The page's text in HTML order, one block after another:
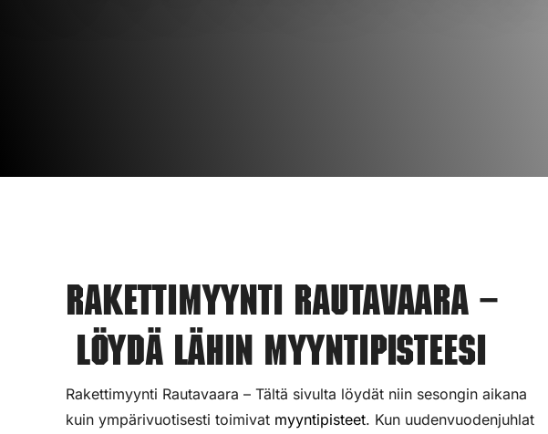
Rakettimyynti Rautavaara –
Löydä lähin myyntipisteesi
Rakettimyynti Rautavaara – Tältä sivulta löydät niin sesongin aikana
kuin ympärivuotisesti toimivat myyntipisteet. Kun uudenvuodenjuhlat